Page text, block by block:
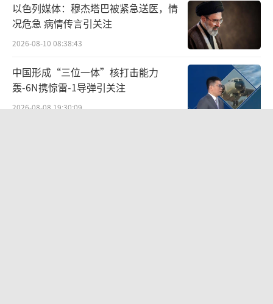
以色列媒体：穆杰塔巴被紧急送医，情
况危急 病情传言引关注
2026-08-10 08:38:43
中国形成“三位一体”核打击能力
轰-6N携惊雷-1导弹引关注
2026-08-08 19:30:09